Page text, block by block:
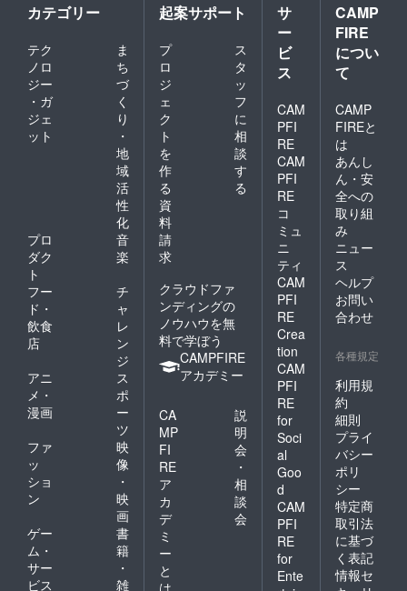
カテゴリー
テク
ノロ
ジー
・ガ
ジェ
ット
ま
ち
づ
く
り
・
地
域
活
性
化
プロ
ダク
ト
音
楽
フー
ド・
飲食
店
チ
ャ
レ
ン
ジ
アニ
メ・
漫画
ス
ポ
ー
ツ
ファ
ッ
ショ
ン
映
像
・
映
画
ゲー
ム・
サー
ビス
書
籍
・
雑
起案サポート
プ
ロ
ジ
ェ
ク
ト
を
作
る
ス
タ
ッ
フ
に
相
談
す
る
資
料
請
求
クラウドファ
ンディングの
ノウハウを無
料で学ぼう
CAMPFIRE
アカデミー
CA
MP
FI
RE
ア
カ
デ
ミ
ー
と
は
説
明
会
・
相
談
会
サ
ー
ビ
ス
CAM
PFI
RE
CAM
PFI
RE
コ
ミュ
ニ
ティ
CAM
PFI
RE
Crea
tion
CAM
PFI
RE
for
Soci
al
Goo
d
CAM
PFI
RE
for
Ente
CAMP
FIRE
につい
て
CAMP
FIREと
は
あんし
ん・安
全への
取り組
み
ニュー
ス
ヘルプ
お問い
合わせ
各種規定
利用規
約
細則
プライ
バシー
ポリ
シー
特定商
取引法
に基づ
く表記
情報セ